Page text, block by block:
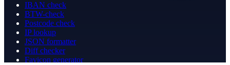
IBAN check
BTW-check
Postcode check
IP lookup
JSON formatter
Diff checker
Favicon generator